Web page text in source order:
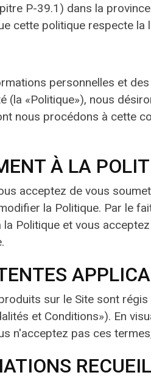
P-39.1) dans la
cette politique respecte la
personnelles et
(la «Politique»), nous
nous procédons à cette
À LA
acceptez de vous
la Politique. Par le
Politique et vous
produits sur le Site sont
et Conditions»). En
n'acceptez pas ces